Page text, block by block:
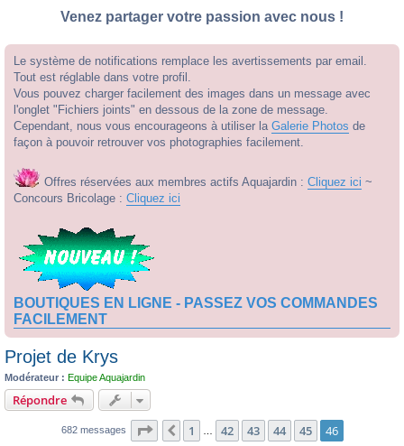
Venez partager votre passion avec nous !
Le système de notifications remplace les avertissements par email.
Tout est réglable dans votre profil.
Vous pouvez charger facilement des images dans un message avec
l'onglet "Fichiers joints" en dessous de la zone de message.
Cependant, nous vous encourageons à utiliser la Galerie Photos de
façon à pouvoir retrouver vos photographies facilement.
Offres réservées aux membres actifs Aquajardin : Cliquez ici ~
Concours Bricolage : Cliquez ici
BOUTIQUES EN LIGNE - PASSEZ VOS COMMANDES
FACILEMENT
Projet de Krys
Modérateur : Equipe Aquajardin
Répondre
682 messages Page 46 sur 46
Précédente
1 42 43 44 45 46